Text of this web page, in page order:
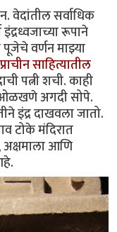
वेदांतील सर्वाधिक
इंद्रध्वजाच्या रूपाने
पूजेचे वर्णन माझ्या
साहित्यातील
पत्नी शची. काही
ओळखणे अगदी सोपे.
इंद्र दाखवला जातो.
टोके मंदिरात
अक्षमाला आणि